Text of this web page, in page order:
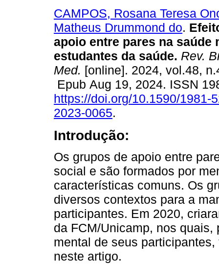
CAMPOS, Rosana Teresa
Matheus Drummond do.
apoio entre pares na saúde
estudantes da saúde. Rev.
Med. [online]. 2024, vol.48,
Epub Aug 19, 2024. ISSN
https://doi.org/10.1590/1981-
2023-0065.
Introdução:
Os grupos de apoio entre
social e são formados por
características comuns. Os
diversos contextos para a
participantes. Em 2020,
da FCM/Unicamp, nos
mental de seus
neste artigo.